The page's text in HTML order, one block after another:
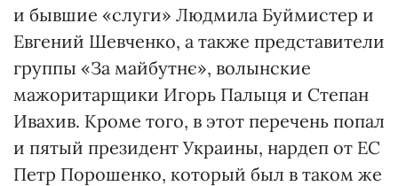
и бывшие «слуги» Людмила Буймистер и
Евгений Шевченко, а также представители
группы «За майбутнє», волынские
мажоритарщики Игорь Палыця и Степан
Ивахив. Кроме того, в этот перечень попал
и пятый президент Украины, нардеп от ЕС
Петр Порошенко, который был в таком же